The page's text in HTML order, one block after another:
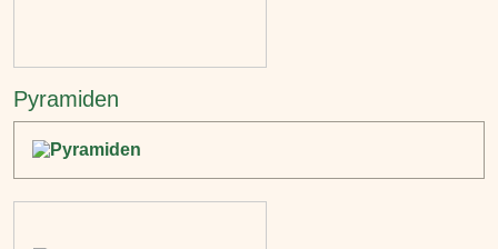
Pyramiden‎